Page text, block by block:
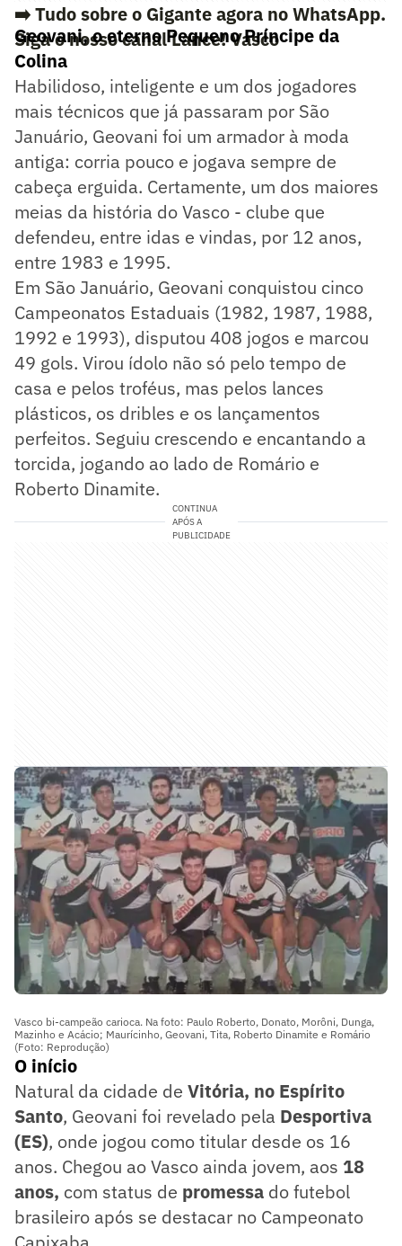
➡️ Tudo sobre o Gigante agora no WhatsApp.
Siga o nosso canal Lance! Vasco
Geovani, o eterno Pequeno Príncipe da
Colina
Habilidoso, inteligente e um dos jogadores
mais técnicos que já passaram por São
Januário, Geovani foi um armador à moda
antiga: corria pouco e jogava sempre de
cabeça erguida. Certamente, um dos maiores
meias da história do Vasco - clube que
defendeu, entre idas e vindas, por 12 anos,
entre 1983 e 1995.
Em São Januário, Geovani conquistou cinco
Campeonatos Estaduais (1982, 1987, 1988,
1992 e 1993), disputou 408 jogos e marcou
49 gols. Virou ídolo não só pelo tempo de
casa e pelos troféus, mas pelos lances
plásticos, os dribles e os lançamentos
perfeitos. Seguiu crescendo e encantando a
torcida, jogando ao lado de Romário e
Roberto Dinamite.
CONTINUA
APÓS A
PUBLICIDADE
Vasco bi-campeão carioca. Na foto: Paulo Roberto, Donato, Morôni, Dunga,
Mazinho e Acácio; Maurícinho, Geovani, Tita, Roberto Dinamite e Romário
(Foto: Reprodução)
O início
Natural da cidade de Vitória, no Espírito
Santo, Geovani foi revelado pela Desportiva
(ES), onde jogou como titular desde os 16
anos. Chegou ao Vasco ainda jovem, aos 18
anos, com status de promessa do futebol
brasileiro após se destacar no Campeonato